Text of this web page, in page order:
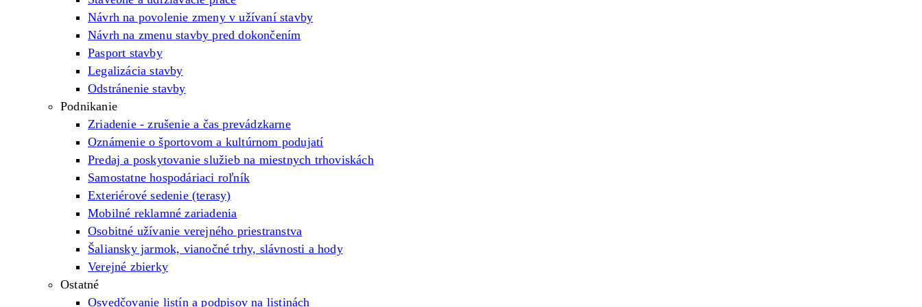
Návrh na povolenie zmeny v užívaní stavby
Návrh na zmenu stavby pred dokončením
Pasport stavby
Legalizácia stavby
Odstránenie stavby
Podnikanie
Zriadenie - zrušenie a čas prevádzkarne
Oznámenie o športovom a kultúrnom podujatí
Predaj a poskytovanie služieb na miestnych trhoviskách
Samostatne hospodáriaci roľník
Exteriérové sedenie (terasy)
Mobilné reklamné zariadenia
Osobitné užívanie verejného priestranstva
Šaliansky jarmok, vianočné trhy, slávnosti a hody
Verejné zbierky
Ostatné
Osvedčovanie listín a podpisov na listinách